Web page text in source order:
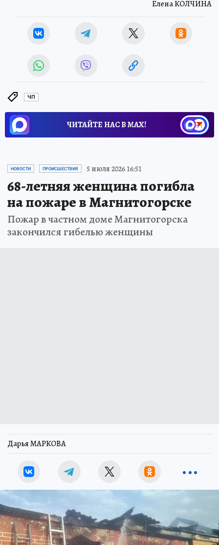
Елена КОЛЧИНА
ЧП
ЧИТАЙТЕ НАС В МАХ!
НОВОСТИ ПРОИСШЕСТВИЯ 5 июля 2026 16:51
68-летняя женщина погибла
на пожаре в Магнитогорске
Пожар в частном доме Магнитогорска
закончился гибелью женщины
Дарья МАРКОВА